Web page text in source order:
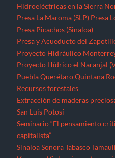
capitalista”
Sinaloa SonoraTabasco
VeracruzViolencia contra
Zonas de Desarrollo
México
Zonas Económicas Especiales
Funciona gracias a WordPress